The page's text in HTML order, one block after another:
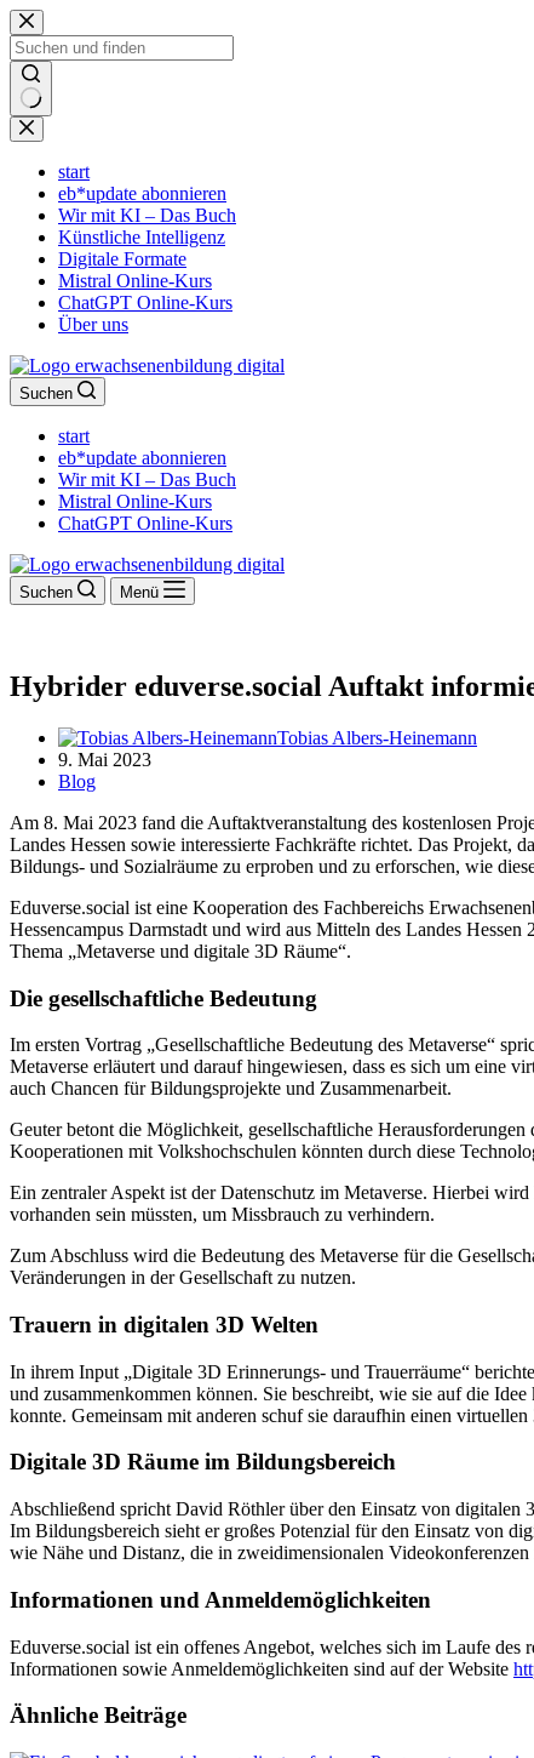
Zum
Inhalt
springen
Keine
Ergebnisse
start
eb*update abonnieren
Wir mit KI – Das Buch
Künstliche Intelligenz
Digitale Formate
Mistral Online-Kurs
ChatGPT Online-Kurs
Über uns
Suchen
start
eb*update abonnieren
Wir mit KI – Das Buch
Mistral Online-Kurs
ChatGPT Online-Kurs
Suchen Menü
Hybrider eduverse.social Auftakt
Tobias Albers-Heinemann
9. Mai 2023
Blog
Am 8. Mai 2023 fand die Auftaktveranstaltung des kostenlosen
Landes Hessen sowie interessierte Fachkräfte richtet. Das Projekt,
Bildungs- und Sozialräume zu erproben und zu erforschen, wie
Eduverse.social ist eine Kooperation des Fachbereichs
Hessencampus Darmstadt und wird aus Mitteln des Landes
Thema „Metaverse und digitale 3D Räume“.
Die gesellschaftliche Bedeutung
Im ersten Vortrag „Gesellschaftliche Bedeutung des Metaverse“
Metaverse erläutert und darauf hingewiesen, dass es sich um eine
auch Chancen für Bildungsprojekte und Zusammenarbeit.
Geuter betont die Möglichkeit, gesellschaftliche
Kooperationen mit Volkshochschulen könnten durch diese
Ein zentraler Aspekt ist der Datenschutz im Metaverse. Hierbei
vorhanden sein müssten, um Missbrauch zu verhindern.
Zum Abschluss wird die Bedeutung des Metaverse für die
Veränderungen in der Gesellschaft zu nutzen.
Trauern in digitalen 3D Welten
In ihrem Input „Digitale 3D Erinnerungs- und Trauerräume“
und zusammenkommen können. Sie beschreibt, wie sie auf die
konnte. Gemeinsam mit anderen schuf sie daraufhin einen
Digitale 3D Räume im Bildungsbereich
Abschließend spricht David Röthler über den Einsatz von digitalen
Im Bildungsbereich sieht er großes Potenzial für den Einsatz von
wie Nähe und Distanz, die in zweidimensionalen
Informationen und Anmeldemöglichkeiten
Eduverse.social ist ein offenes Angebot, welches sich im Laufe
Informationen sowie Anmeldemöglichkeiten sind auf der Website
Ähnliche Beiträge